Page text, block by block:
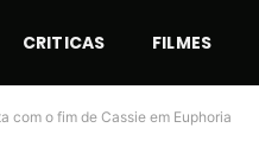
CRITICAS FILMES
com o fim de Cassie em Euphoria